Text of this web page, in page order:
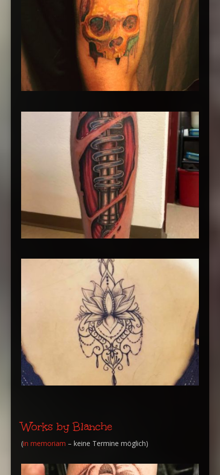
Works by Blanche
(in memoriam – keine Termine möglich)